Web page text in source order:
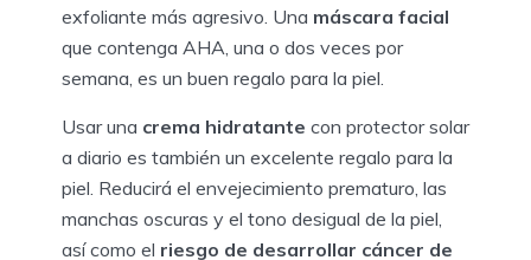
exfoliante más agresivo. Una máscara facial
que contenga AHA, una o dos veces por
semana, es un buen regalo para la piel.
Usar una crema hidratante con protector solar
a diario es también un excelente regalo para la
piel. Reducirá el envejecimiento prematuro, las
manchas oscuras y el tono desigual de la piel,
así como el riesgo de desarrollar cáncer de